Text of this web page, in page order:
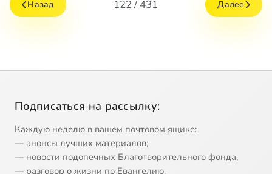
Назад 122 / 431 Далее
Подписаться на рассылку:
Каждую неделю в вашем почтовом ящике:
— анонсы лучших материалов;
— новости подопечных Благотворительного фонда;
— разговор о жизни по Евангелию.